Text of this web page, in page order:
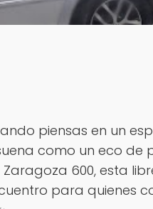
piensas en un
como un eco de
Zaragoza 600, esta
para quienes